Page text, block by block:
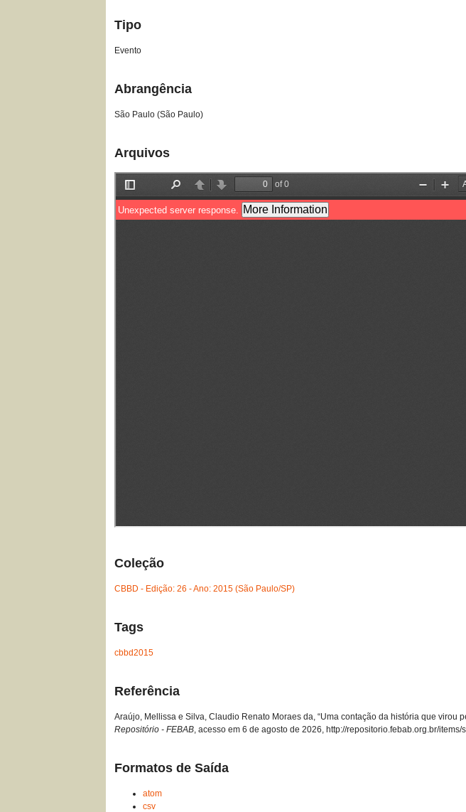
Tipo
Evento
Abrangência
São Paulo (São Paulo)
Arquivos
Coleção
CBBD - Edição: 26 - Ano: 2015 (São Paulo/SP)
Tags
cbbd2015
Referência
Araújo, Mellissa e Silva, Claudio Renato Moraes da, “Uma contação da história que
Repositório - FEBAB, acesso em 6 de agosto de 2026, http://repositorio.febab.org.br/items/
Formatos de Saída
atom
csv